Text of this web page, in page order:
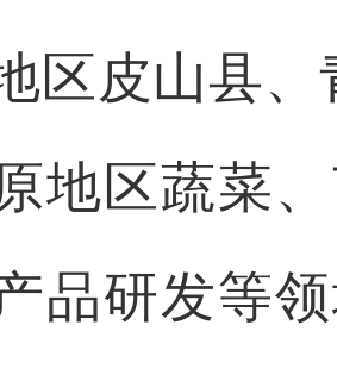
区皮山县、
地区蔬菜
品研发等